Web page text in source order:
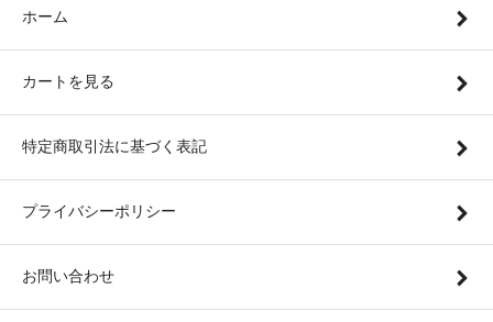
ホーム
カートを見る
特定商取引法に基づく表記
プライバシーポリシー
お問い合わせ